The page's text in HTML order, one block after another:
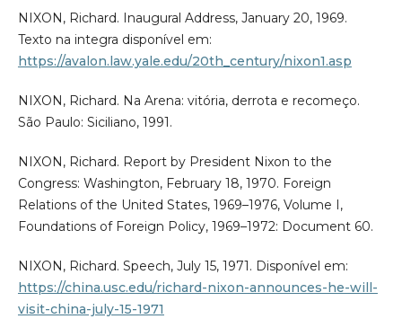
NIXON, Richard. Inaugural Address, January 20, 1969.
Texto na integra disponível em:
https://avalon.law.yale.edu/20th_century/nixon1.asp
NIXON, Richard. Na Arena: vitória, derrota e recomeço.
São Paulo: Siciliano, 1991.
NIXON, Richard. Report by President Nixon to the
Congress: Washington, February 18, 1970. Foreign
Relations of the United States, 1969–1976, Volume I,
Foundations of Foreign Policy, 1969–1972: Document 60.
NIXON, Richard. Speech, July 15, 1971. Disponível em:
https://china.usc.edu/richard-nixon-announces-he-will-
visit-china-july-15-1971